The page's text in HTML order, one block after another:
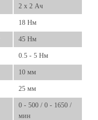
2 x 2 Ач
18 Нм
45 Нм
0.5 - 5 Нм
10 мм
25 мм
0 - 500 / 0 - 1650 /
мин